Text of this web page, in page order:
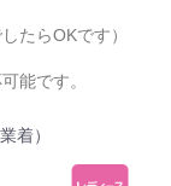
たらOKです）
能です。
着）